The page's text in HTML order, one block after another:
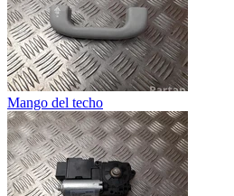
Mango del techo